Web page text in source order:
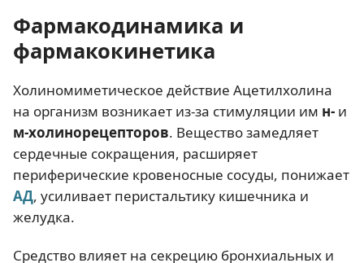
Фармакодинамика и
фармакокинетика
Холиномиметическое действие Ацетилхолина
на организм возникает из-за стимуляции им н- и
м-холинорецепторов. Вещество замедляет
сердечные сокращения, расширяет
периферические кровеносные сосуды, понижает
АД, усиливает перистальтику кишечника и
желудка.
Средство влияет на секрецию бронхиальных и